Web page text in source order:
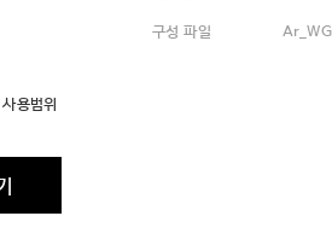
구성 파일
사용범위